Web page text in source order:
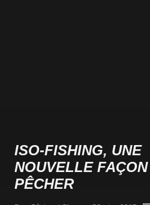
ISO-FISHING, UNE
NOUVELLE
PÊCHER